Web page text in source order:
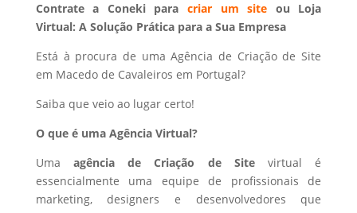
Contrate a Coneki para criar um site ou Loja
Virtual: A Solução Prática para a Sua Empresa
Está à procura de uma Agência de Criação de Site
em Macedo de Cavaleiros em Portugal?
Saiba que veio ao lugar certo!
O que é uma Agência Virtual?
Uma agência de Criação de Site virtual é
essencialmente uma equipe de profissionais de
marketing, designers e desenvolvedores que